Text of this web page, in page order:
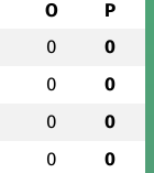
O P
0 0
0 0
0 0
0 0